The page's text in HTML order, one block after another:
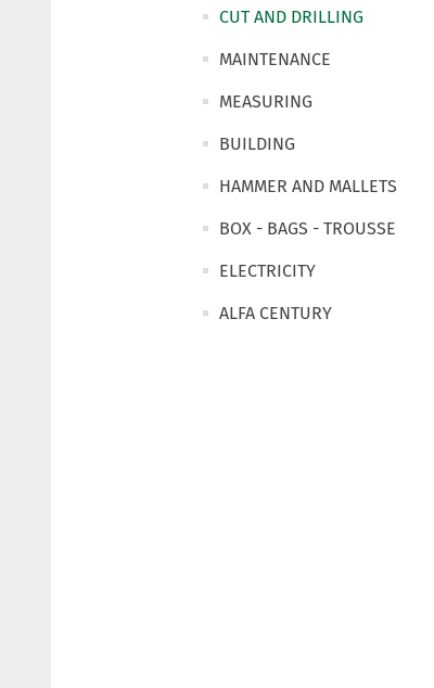
CUT AND DRILLING
MAINTENANCE
MEASURING
BUILDING
HAMMER AND MALLETS
BOX - BAGS - TROUSSE
ELECTRICITY
ALFA CENTURY